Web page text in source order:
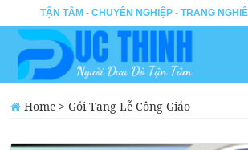
TẬN TÂM - CHUYÊN NGHIỆP - TRANG
Home >Gói Tang Lễ Công Giáo